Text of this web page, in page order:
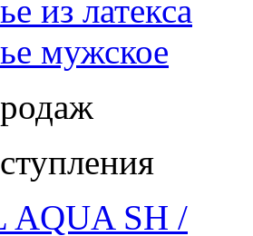
из латекса
мужское